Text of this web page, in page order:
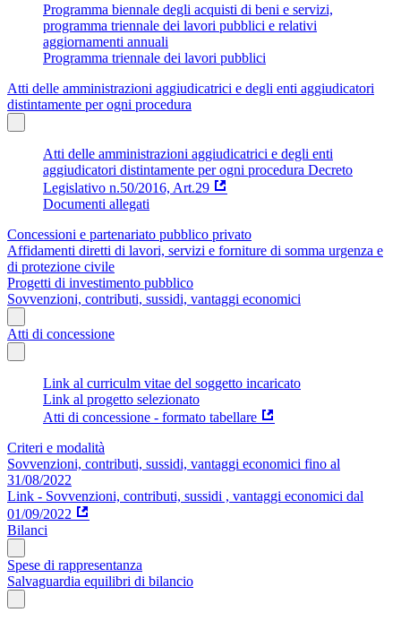
Programma biennale degli acquisti di beni e servizi,
programma triennale dei lavori pubblici e relativi
aggiornamenti annuali
Programma triennale dei lavori pubblici
Atti delle amministrazioni aggiudicatrici e degli enti aggiudicatori
distintamente per ogni procedura
Atti delle amministrazioni aggiudicatrici e degli enti
aggiudicatori distintamente per ogni procedura Decreto
Legislativo n.50/2016, Art.29
Documenti allegati
Concessioni e partenariato pubblico privato
Affidamenti diretti di lavori, servizi e forniture di somma urgenza e
di protezione civile
Progetti di investimento pubblico
Sovvenzioni, contributi, sussidi, vantaggi economici
Atti di concessione
Link al curriculm vitae del soggetto incaricato
Link al progetto selezionato
Atti di concessione - formato tabellare
Criteri e modalità
Sovvenzioni, contributi, sussidi, vantaggi economici fino al
31/08/2022
Link - Sovvenzioni, contributi, sussidi , vantaggi economici dal
01/09/2022
Bilanci
Spese di rappresentanza
Salvaguardia equilibri di bilancio